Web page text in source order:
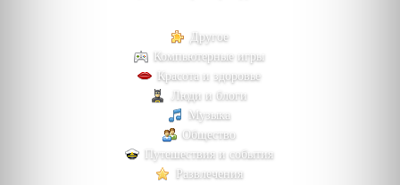
Другое
Компьютерные игры
Красота и здоровье
Люди и блоги
Музыка
Общество
Путешествия и события
Развлечения